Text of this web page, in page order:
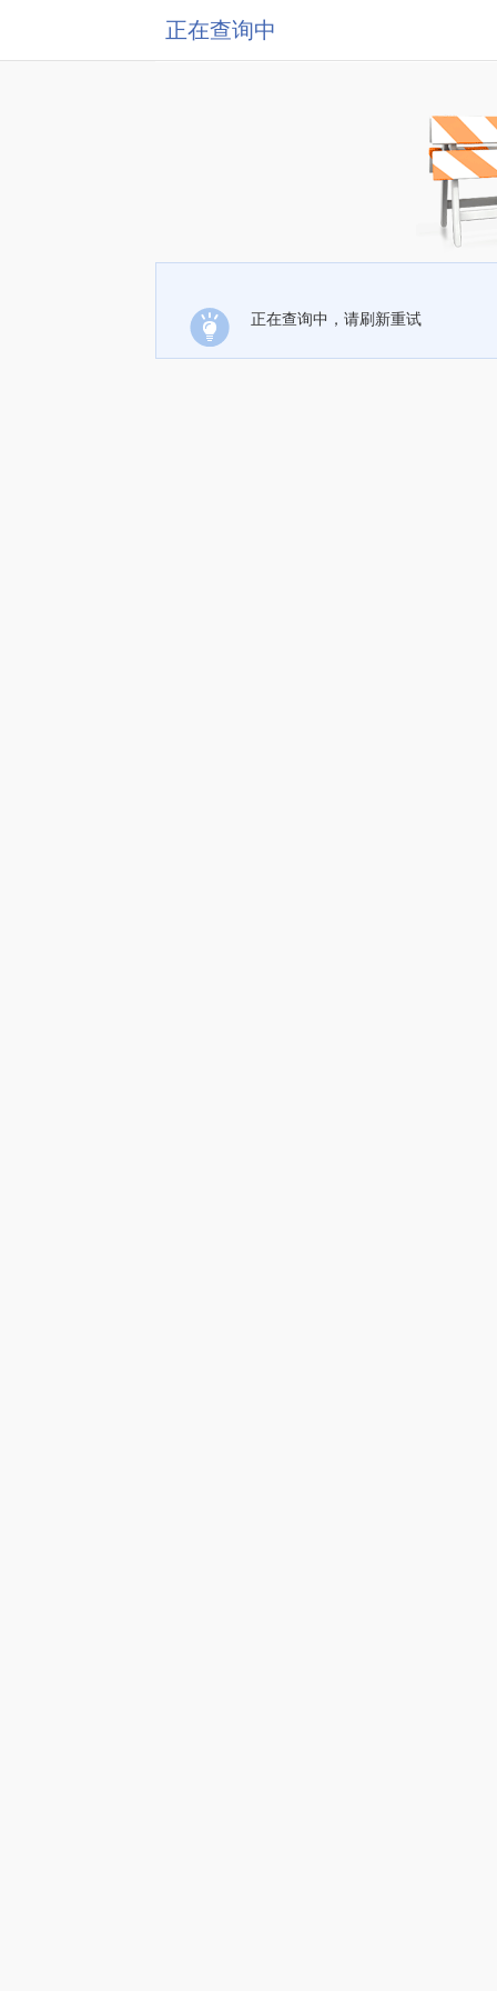
正在查询中
正在查询中，请刷新重试